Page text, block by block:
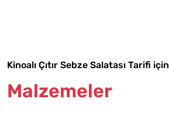
Kinoalı Çıtır Sebze Salatası Tarifi için
Malzemeler